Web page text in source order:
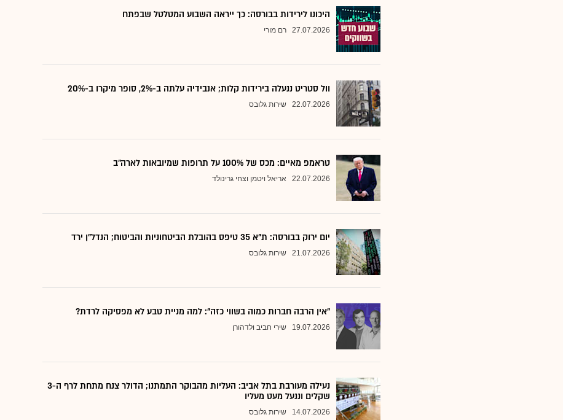
היכונו לירידות בבורסה: כך ייראה השבוע המטלטל שבפתח
27.07.2026 רם מורי
וול סטריט ננעלה בירידות קלות; אנבידיה עלתה ב-2%, סופר מיקרו ב-20%
22.07.2026 שירות גלובס
טראמפ מאיים: מכס של 100% על תרופות שמיובאות לארה"ב
22.07.2026 אריאל ויטמן וצחי גרינולד
יום ירוק בבורסה: ת"א 35 טיפס בהובלת הביטחוניות והביטוח; הנדל"ן ירד
21.07.2026 שירות גלובס
"אין הרבה חברות כמוה בשווי כזה": למה מניית טבע לא מפסיקה לרדת?
19.07.2026 שירי חביב ולדהורן
נעילה מעורבת בתל אביב: העליות מהבוקר התמתנו; הדולר צנח מתחת לרף ה-3
שקלים וננעל מעט מעליו
14.07.2026 שירות גלובס